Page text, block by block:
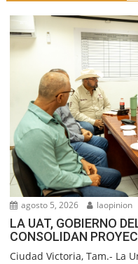
agosto 5, 2026 laopinion
LA UAT, GOBIERNO
CONSOLIDAN
Ciudad Victoria, Tam.- La